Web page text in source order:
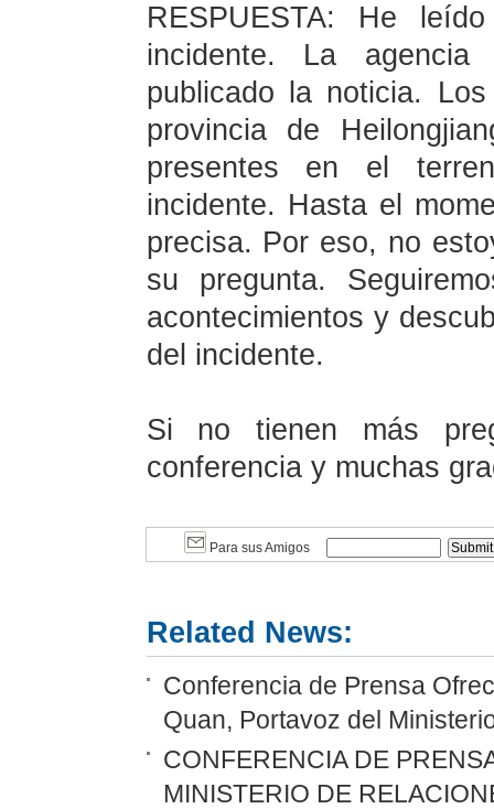
RESPUESTA: He
incidente. La
publicado la noticia.
provincia de
presentes en el
incidente. Hasta el
precisa. Por eso, no
su pregunta.
acontecimientos y
del incidente.
Si no tienen más
conferencia y muchas
Para sus Amigos
Related News:
Conferencia de Prensa
Quan, Portavoz del
CONFERENCIA DE
MINISTERIO DE